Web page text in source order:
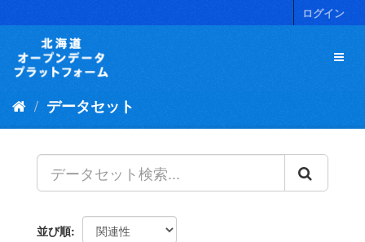
キ
ログイン
データセット
並び順